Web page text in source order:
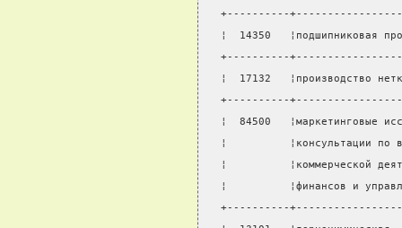
+----------
¦  14350
+----------
¦  17132   ¦производство
+----------
¦  84500
¦          ¦консультации
¦          ¦коммерческой
¦          ¦финансов и
+----------